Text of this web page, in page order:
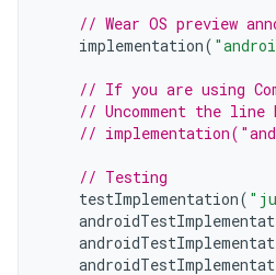
// Wear OS preview
implementation(
// If you are using
// Uncomment the line
//
// Testing
testImplementation(